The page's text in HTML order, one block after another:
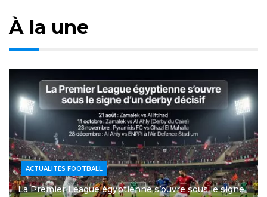
À la une
ACTUALITÉS FOOTBALL
La Premier League égyptienne s’ouvre sous le signe